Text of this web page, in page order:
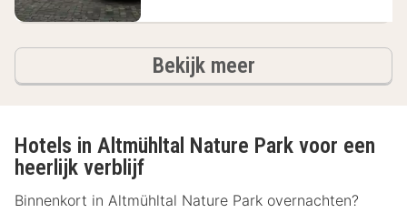
Bekijk meerhotels
Hotels in Altmühltal Nature Park voor een
heerlijk verblijf
Binnenkort in Altmühltal Nature Park overnachten?